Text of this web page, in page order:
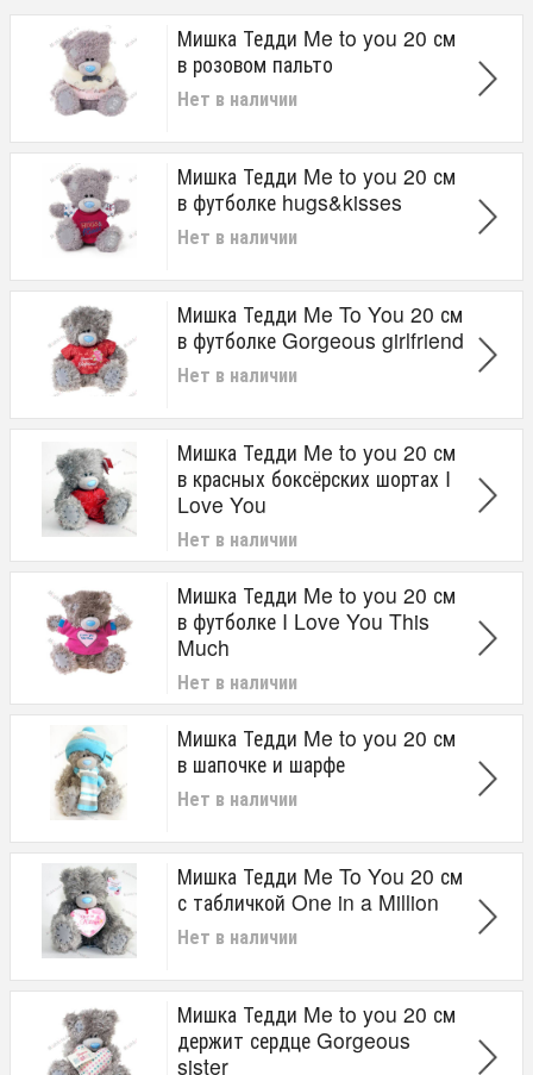
Мишка Тедди Me to you 20 см
в розовом пальто
Нет в наличии
Мишка Тедди Me to you 20 см
в футболке hugs&kisses
Нет в наличии
Мишка Тедди Me To You 20 см
в футболке Gorgeous girlfriend
Нет в наличии
Мишка Тедди Me to you 20 см
в красных боксёрских шортах I
Love You
Нет в наличии
Мишка Тедди Me to you 20 см
в футболке I Love You This
Much
Нет в наличии
Мишка Тедди Me to you 20 см
в шапочке и шарфе
Нет в наличии
Мишка Тедди Me To You 20 см
с табличкой One in a Million
Нет в наличии
Мишка Тедди Me to you 20 см
держит сердце Gorgeous
sister